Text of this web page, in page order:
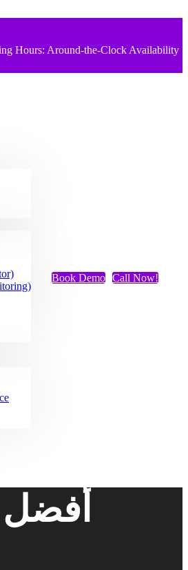
Hours: Around-the-Clock Availability
Book Demo Call Now!
أفضل